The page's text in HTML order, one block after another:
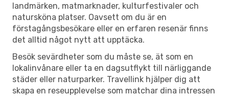
landmärken, matmarknader, kulturfestivaler och
natursköna platser. Oavsett om du är en
förstagångsbesökare eller en erfaren resenär finns
det alltid något nytt att upptäcka.
Besök sevärdheter som du måste se, ät som en
lokalinvånare eller ta en dagsutflykt till närliggande
städer eller naturparker. Travellink hjälper dig att
skapa en reseupplevelse som matchar dina intressen